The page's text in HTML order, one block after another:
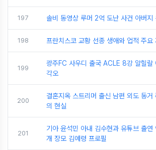
197 솔비 동영상 루머 2억 도난 사건 아버지
198 프란치스코 교황 선종 생애와 업적 주요
199
광주FC 사우디 출국 ACLE 8강 알힐랄
각오
200
결혼지옥 스트리머 출신 남편 외도 동거
의 현실
201
기아 윤석민 아내 김수현과 유튜브 출연
개 장모 김예령 프로필